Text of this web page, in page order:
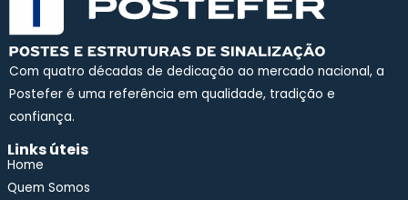
Com quatro décadas de dedicação ao mercado nacional, a
Postefer é uma referência em qualidade, tradição e
confiança.
Links úteis
Home
Quem Somos